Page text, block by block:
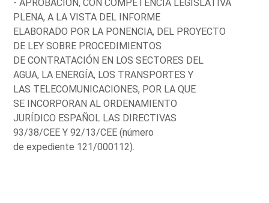
- APROBACIÓN, CON COMPETENCIA LEGISLATIVA
PLENA, A LA VISTA DEL INFORME
ELABORADO POR LA PONENCIA, DEL PROYECTO
DE LEY SOBRE PROCEDIMIENTOS
DE CONTRATACIÓN EN LOS SECTORES DEL
AGUA, LA ENERGÍA, LOS TRANSPORTES Y
LAS TELECOMUNICACIONES, POR LA QUE
SE INCORPORAN AL ORDENAMIENTO
JURÍDICO ESPAÑOL LAS DIRECTIVAS
93/38/CEE Y 92/13/CEE (número
de expediente 121/000112).